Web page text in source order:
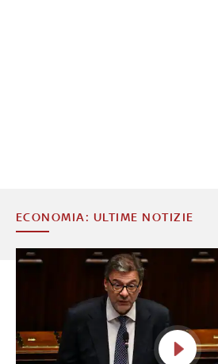
ECONOMIA: ULTIME NOTIZIE